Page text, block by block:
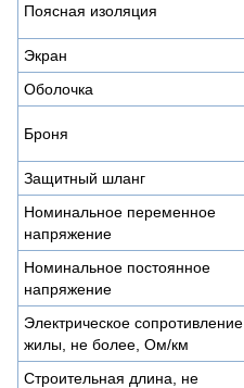
Поясная изоляция
Экран
Оболочка
Броня
Защитный шланг
Номинальное переменное
напряжение
Номинальное постоянное
напряжение
Электрическое сопротивление
жилы, не более, Ом/км
Строительная длина, не